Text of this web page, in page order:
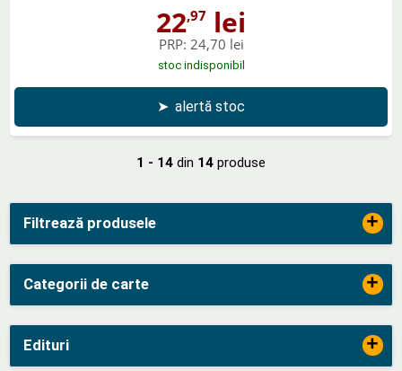
Filtrează produsele +
Categorii de carte +
Edituri +
22,97 lei
PRP: 24,70 lei
stoc indisponibil
➤ alertă stoc
1 - 14 din 14 produse